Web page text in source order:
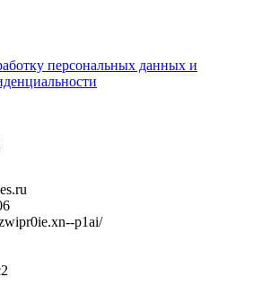
персональных данных и
p1ai/